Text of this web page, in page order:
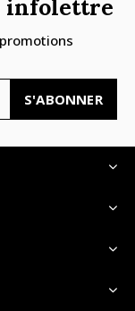
infolettre
S'ABONNER